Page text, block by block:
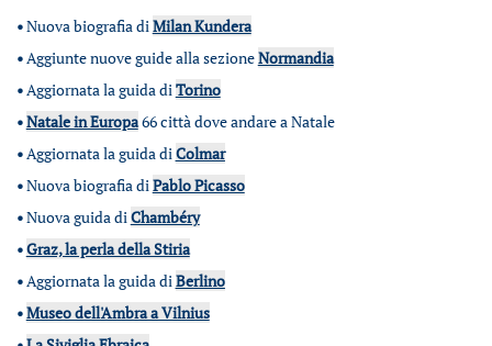
•Nuova biografia diMilan Kundera
•Aggiunte nuove guide alla sezioneNormandia
•Aggiornata la guida diTorino
•Natale in Europa66 città dove andare a Natale
•Aggiornata la guida diColmar
•Nuova biografia diPablo Picasso
•Nuova guida diChambéry
•Graz, la perla della Stiria
•Aggiornata la guida diBerlino
•Museo dell'Ambra a Vilnius